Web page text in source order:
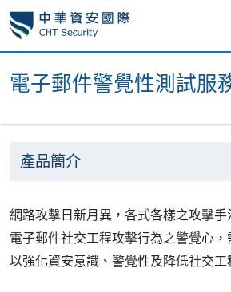
電子郵件警覺性測試服
產品簡介
網路攻擊日新月異，各式各樣之攻擊
電子郵件社交工程攻擊行為之警覺心，
以強化資安意識、警覺性及降低社交工